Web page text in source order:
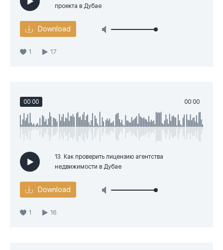
проекта в Дубае
Download
1 17
00:00 00:00
13. Как проверить лицензию агентства
недвижимости в Дубае
Download
1 16